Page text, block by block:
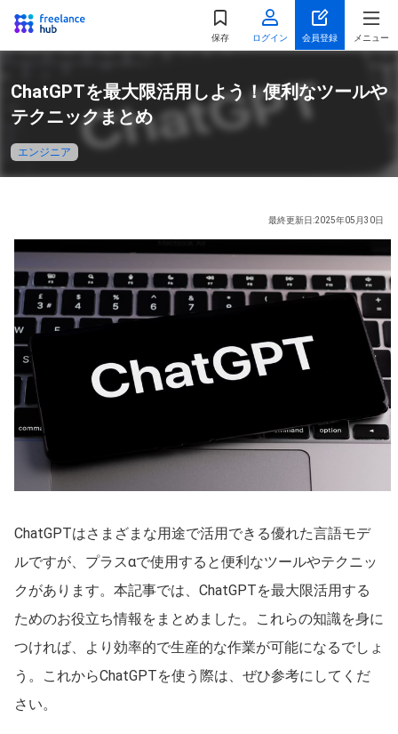
保存 ログイン 会員登録 メニュー
ChatGPTを最大限活用しよう！便利なツールや
テクニックまとめ
エンジニア
最終更新日:2025年05月30日
ChatGPTはさまざまな用途で活用できる優れた言語モデ
ルですが、プラスαで使用すると便利なツールやテクニッ
クがあります。本記事では、ChatGPTを最大限活用する
ためのお役立ち情報をまとめました。これらの知識を身に
つければ、より効率的で生産的な作業が可能になるでしょ
う。これからChatGPTを使う際は、ぜひ参考にしてくだ
さい。
都道府県
東京都 神奈川県
茨城県 栃木県
北海道 宮城県
福島県
青森県
甲信越・北陸
長野県
富山県 山梨県
新潟県 福井県
東海
愛知県 静岡県
岐阜県 三重県
関西
大阪府 兵庫県